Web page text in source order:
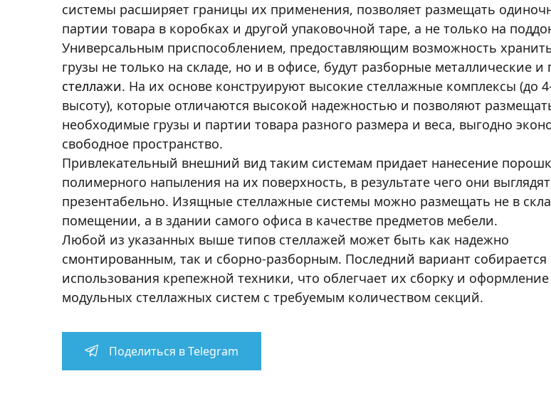
системы расширяет границы их применения, позволяет размещать
партии товара в коробках и другой упаковочной таре, а не только на
Универсальным приспособлением, предоставляющим возможность
грузы не только на складе, но и в офисе, будут разборные металлические и
стеллажи. На их основе конструируют высокие стеллажные комплексы (до
высоту), которые отличаются высокой надежностью и позволяют
необходимые грузы и партии товара разного размера и веса, выгодно
свободное пространство.
Привлекательный внешний вид таким системам придает нанесение
полимерного напыления на их поверхность, в результате чего они
презентабельно. Изящные стеллажные системы можно размещать не в
помещении, а в здании самого офиса в качестве предметов мебели.
Любой из указанных выше типов стеллажей может быть как надежно
смонтированным, так и сборно-разборным. Последний вариант собирается
использования крепежной техники, что облегчает их сборку и
модульных стеллажных систем с требуемым количеством секций.
Поделиться в Telegram